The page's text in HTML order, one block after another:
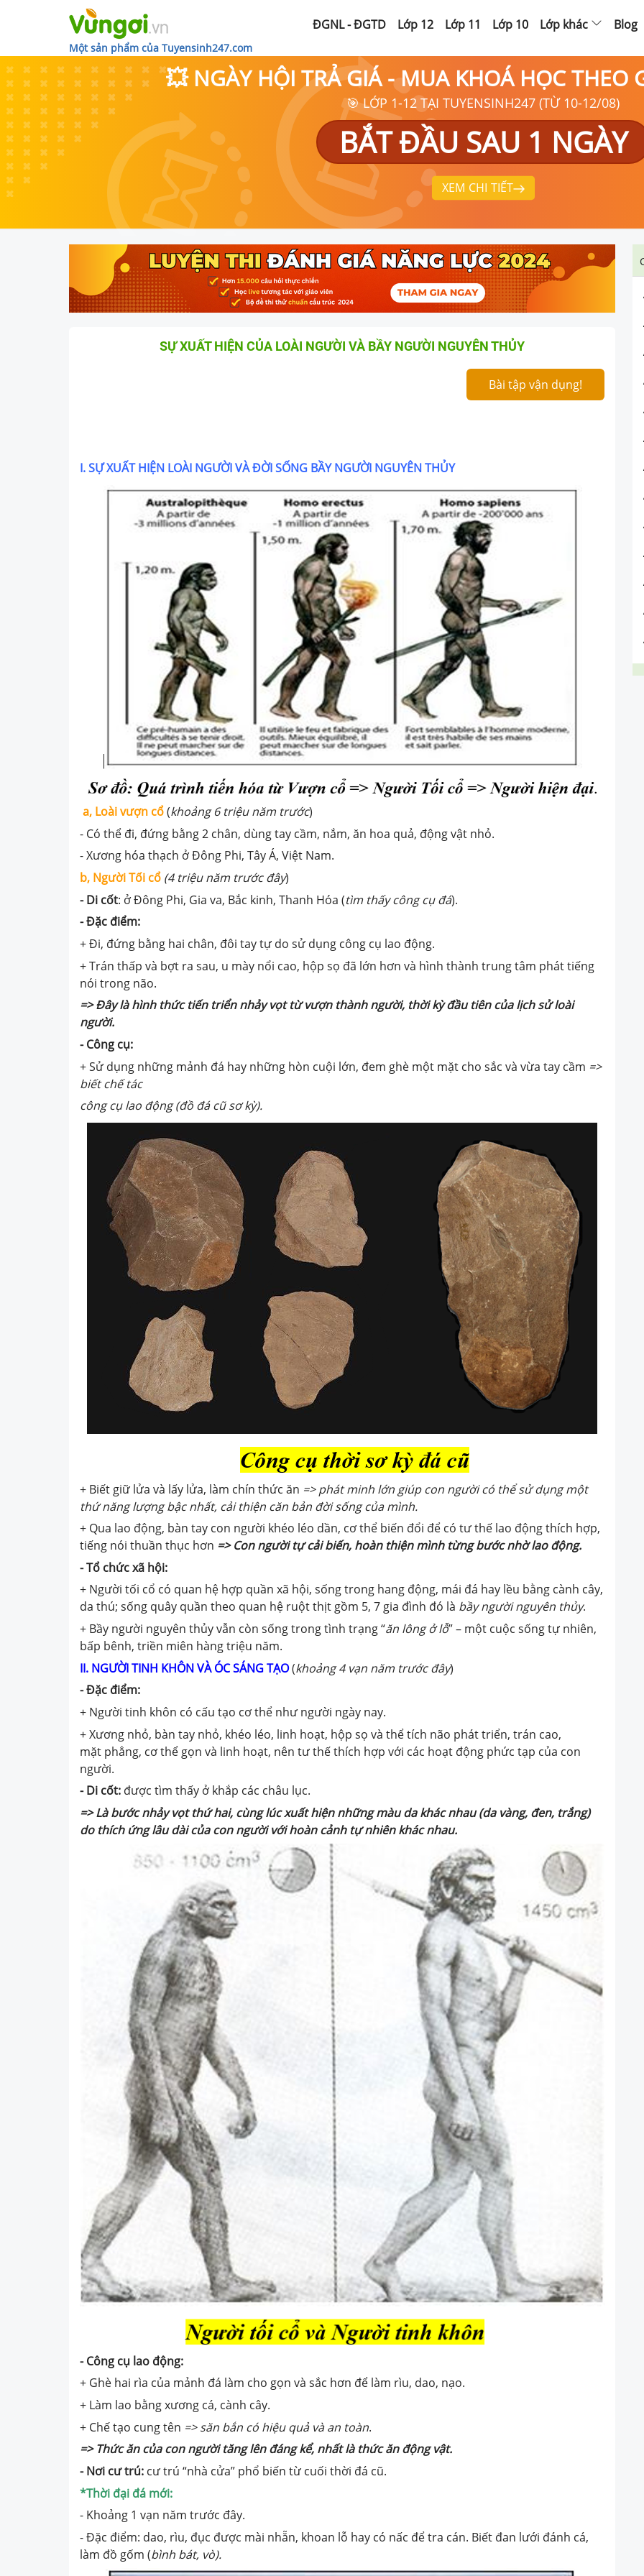
Một sản phẩm của Tuyensinh247.com
ĐGNL - ĐGTD Lớp 12 Lớp 11 Lớp 10 Lớp khác Blog
💥 NGÀY HỘI TRẢ GIÁ - MUA KHOÁ HỌC THEO
🎯 LỚP 1-12 TẠI TUYENSINH247 (TỪ 10-12/08)
BẮT ĐẦU SAU 1 NGÀY
XEM CHI TIẾT
SỰ XUẤT HIỆN CỦA LOÀI NGƯỜI VÀ BẦY NGƯỜI NGUYÊN THỦY
Bài tập vận dụng!
I. SỰ XUẤT HIỆN LOÀI NGƯỜI VÀ ĐỜI SỐNG BẦY NGƯỜI NGUYÊN THỦY
a, Loài vượn cổ(khoảng 6 triệu năm trước)
- Có thể đi, đứng bằng 2 chân, dùng tay cầm, nắm, ăn hoa quả, động vật nhỏ.
- Xương hóa thạch ở Đông Phi, Tây Á, Việt Nam.
b, Người Tối cổ (4 triệu năm trước đây)
- Di cốt: ở Đông Phi, Gia va, Bắc kinh, Thanh Hóa (tìm thấy công cụ đá).
-Đặc điểm:
+ Đi, đứng bằng hai chân, đôi tay tự do sử dụng công cụ lao động.
+ Trán thấp và bợt ra sau, u mày nổi cao, hộp sọ đã lớn hơn và hình thành trung tâm phát tiếng
nói trong não.
=>Đây là hình thức tiến triển nhảy vọt từ vượn thành người, thời kỳ đầu tiên của lịch sử loài
người.
- Công cụ:
+ Sử dụng những mảnh đá hay những hòn cuội lớn, đem ghè một mặt cho sắc và vừa tay cầm =>
biết chế tác
công cụ lao động(đồ đá cũ sơ kỳ).
+ Biết giữ lửa và lấy lửa, làm chín thức ăn => phát minh lớn giúp con người có thể sử dụng một
thứ năng lượng bậc nhất, cải thiện căn bản đời sống của mình.
+ Qua lao động, bàn tay con người khéo léo dần, cơ thể biến đổi để có tư thế lao động thích hợp,
tiếng nói thuần thục hơn => Con người tự cải biến, hoàn thiện mình từng bước nhờ lao động.
- Tổ chức xã hội:
+ Người tối cổ có quan hệ hợp quần xã hội, sống trong hang động, mái đá hay lều bằng cành cây,
da thú; sống quây quần theo quan hệ ruột thịt gồm 5, 7 gia đình đó là bầy người nguyên thủy.
+ Bầy người nguyên thủy vẫn còn sống trong tình trạng “ăn lông ở lỗ” – một cuộc sống tự nhiên,
bấp bênh, triền miên hàng triệu năm.
II. NGƯỜI TINH KHÔN VÀ ÓC SÁNG TẠO(khoảng 4 vạn năm trước đây)
-Đặc điểm:
+ Người tinh khôn có cấu tạo cơ thể như người ngày nay.
+ Xương nhỏ, bàn tay nhỏ, khéo léo, linh hoạt, hộp sọ và thể tích não phát triển, trán cao,
mặt phẳng, cơ thể gọn và linh hoạt, nên tư thế thích hợp với các hoạt động phức tạp của con
người.
-Di cốt: được tìm thấy ở khắp các châu lục.
=>Là bước nhảy vọt thứ hai, cùng lúc xuất hiện những màu da khác nhau (da vàng, đen, trắng)
do thích ứng lâu dài của con người với hoàn cảnh tự nhiên khác nhau.
-Công cụ lao động:
+ Ghè hai rìa của mảnh đá làm cho gọn và sắc hơn để làm rìu, dao, nạo.
+ Làm lao bằng xương cá, cành cây.
+ Chế tạo cung tên => săn bắn có hiệu quả và an toàn.
=> Thức ăn của con người tăng lên đáng kể, nhất là thức ăn động vật.
- Nơi cư trú: cư trú “nhà cửa” phổ biến từ cuối thời đá cũ.
*Thời đại đá mới:
- Khoảng 1 vạn năm trước đây.
- Đặc điểm: dao, rìu, đục được mài nhẵn, khoan lỗ hay có nấc để tra cán. Biết đan lưới đánh cá,
làm đồ gốm (bình bát, vò).